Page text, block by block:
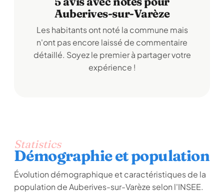
Auberives-sur-Varèze
Les habitants ont noté la commune mais
n'ont pas encore laissé de commentaire
détaillé. Soyez le premier à partager votre
expérience !
Statistics
Démographie et population
Évolution démographique et caractéristiques de la
population de Auberives-sur-Varèze selon l'INSEE.